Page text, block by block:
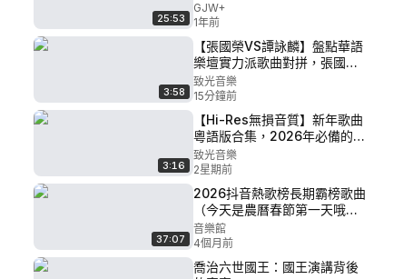
25:53
GJW+
1年前
3:58
【張國榮VS譚詠麟】盤點華語
樂壇實力派歌曲對拼，張國榮
和譚詠麟經典歌曲合集，你更
喜歡聽誰的歌曲呢？ P15 - 愛
在深秋
致光音樂
15分鐘前
3:16
【Hi-Res無損音質】新年歌曲
粵語版合集，2026年必備的新
年賀歲歌曲，過年家家戶戶都
在聽的歌單！ P39 - 恭賀新年
致光音樂
2星期前
37:07
2026抖音熱歌榜長期霸榜歌曲
（今天是農曆春節第一天哦，
祝大家新年快樂！）
音樂館
4個月前
喬治六世國王：國王演講背後